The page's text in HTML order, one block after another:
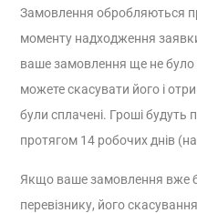
Замовлення обробляються
моменту надходження
ваше замовлення ще не було
можете скасувати його і
були сплачені. Гроші будуть
протягом 14 робочих днів
Якщо ваше замовлення вже
перевізнику, його